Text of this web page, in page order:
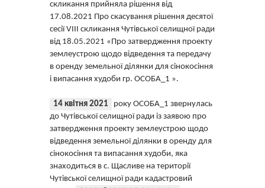
скликання прийняла рішення від
17.08.2021 Про скасування рішення десятої
сесії VIII скликання Чутівської селищної ради
від 18.05.2021 «Про затвердження проекту
землеустрою щодо відведення та передачу
в оренду земельної ділянки для сінокосіння
і випасання худоби гр. ОСОБА_1 ».
14 квітня 2021
року ОСОБА_1 звернулась
до Чутівської селищної ради із заявою про
затвердження проекту землеустрою щодо
відведення земельної ділянки в оренду для
сінокосіння та випасання худоби, яка
знаходиться в с. Щасливе на території
Чутівської селищної ради кадастровий